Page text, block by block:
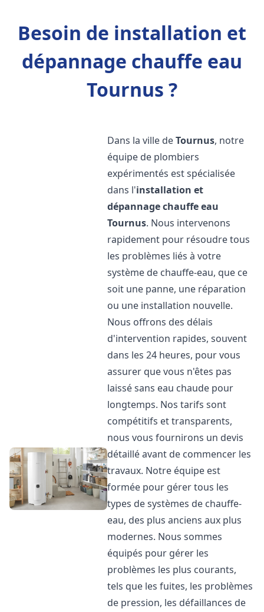
Besoin de installation et
dépannage chauffe eau
Tournus ?
Dans la ville deTournus, notre
équipe de plombiers
expérimentés est spécialisée
dans l'installation et
dépannage chauffe eau
Tournus. Nous intervenons
rapidement pour résoudre tous
les problèmes liés à votre
système de chauffe-eau, que ce
soit une panne, une réparation
ou une installation nouvelle.
Nous offrons des délais
d'intervention rapides, souvent
dans les 24 heures, pour vous
assurer que vous n'êtes pas
laissé sans eau chaude pour
longtemps. Nos tarifs sont
compétitifs et transparents,
nous vous fournirons un devis
détaillé avant de commencer les
travaux. Notre équipe est
formée pour gérer tous les
types de systèmes de chauffe-
eau, des plus anciens aux plus
modernes. Nous sommes
équipés pour gérer les
problèmes les plus courants,
tels que les fuites, les problèmes
de pression, les défaillances de